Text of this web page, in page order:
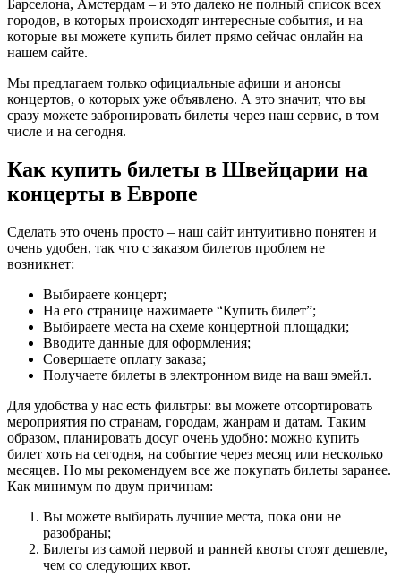
Барселона, Амстердам – и это далеко не полный список всех
городов, в которых происходят интересные события, и на
которые вы можете купить билет прямо сейчас онлайн на
нашем сайте.
Мы предлагаем только официальные афиши и анонсы
концертов, о которых уже объявлено. А это значит, что вы
сразу можете забронировать билеты через наш сервис, в том
числе и на сегодня.
Как купить билеты в Швейцарии на
концерты в Европе
Сделать это очень просто – наш сайт интуитивно понятен и
очень удобен, так что с заказом билетов проблем не
возникнет:
Выбираете концерт;
На его странице нажимаете “Купить билет”;
Выбираете места на схеме концертной площадки;
Вводите данные для оформления;
Совершаете оплату заказа;
Получаете билеты в электронном виде на ваш эмейл.
Для удобства у нас есть фильтры: вы можете отсортировать
мероприятия по странам, городам, жанрам и датам. Таким
образом, планировать досуг очень удобно: можно купить
билет хоть на сегодня, на событие через месяц или несколько
месяцев. Но мы рекомендуем все же покупать билеты заранее.
Как минимум по двум причинам:
Вы можете выбирать лучшие места, пока они не
разобраны;
Билеты из самой первой и ранней квоты стоят дешевле,
чем со следующих квот.